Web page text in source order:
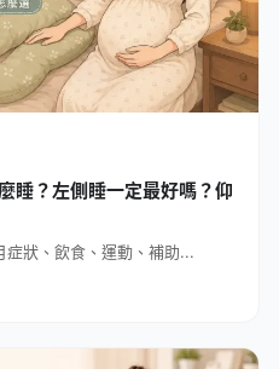
睡？左側睡一定最好嗎？仰
狀、飲食、運動、補助...